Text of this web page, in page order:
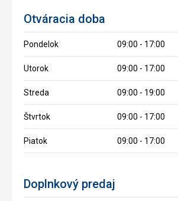
Otváracia doba
Pondelok 09:00 - 17:00
Utorok 09:00 - 17:00
Streda 09:00 - 19:00
Štvrtok 09:00 - 17:00
Piatok 09:00 - 17:00
Doplnkový predaj